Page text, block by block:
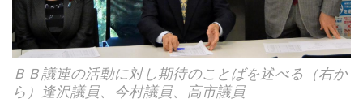
ＢＢ議連の活動に対し期待のことばを述べる（右か
ら）逢沢議員、今村議員、高市議員